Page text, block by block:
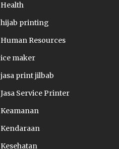
Health
hijab printing
Human Resources
ice maker
jasa print jilbab
Jasa Service Printer
Keamanan
Kendaraan
Kesehatan